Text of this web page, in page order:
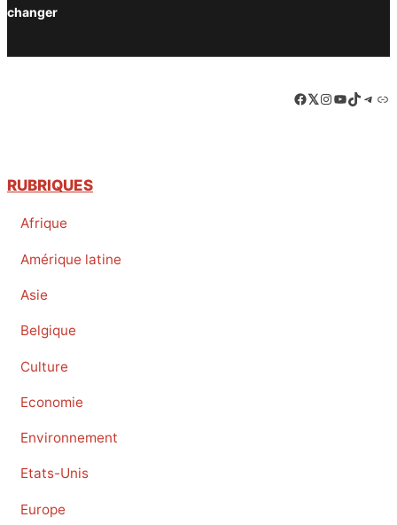
changer
Facebook
LinkedIn
Instagram
YouTube
TikTok
RUBRIQUES
Afrique
Amérique latine
Asie
Belgique
Culture
Economie
Environnement
Etats-Unis
Europe